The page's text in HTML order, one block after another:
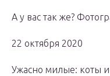
А у вас так же?
22 октября 2020
Ужасно милые: коты